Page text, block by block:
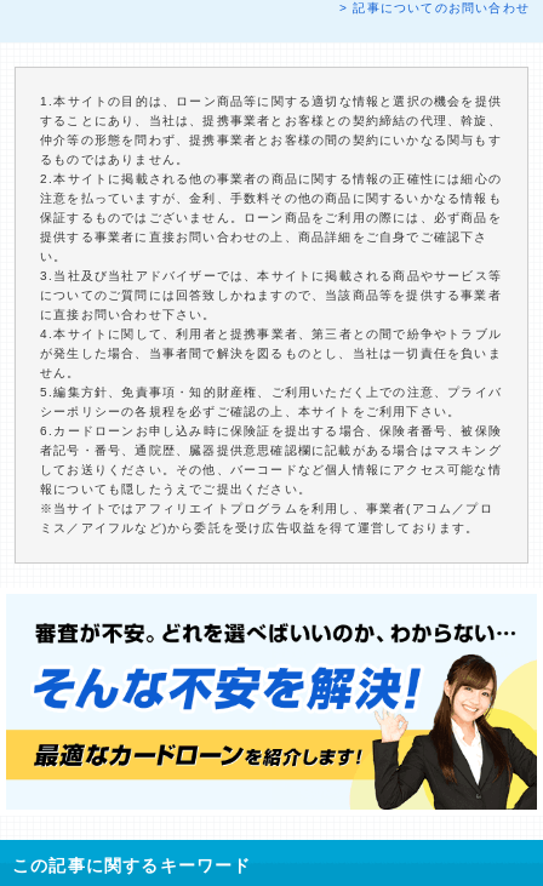
> 記事についてのお問い合わせ
1.本サイトの目的は、ローン商品等に関する適切な情報と選択の機会を提供
することにあり、当社は、提携事業者とお客様との契約締結の代理、斡旋、
仲介等の形態を問わず、提携事業者とお客様の間の契約にいかなる関与もす
るものではありません。
2.本サイトに掲載される他の事業者の商品に関する情報の正確性には細心の
注意を払っていますが、金利、手数料その他の商品に関するいかなる情報も
保証するものではございません。ローン商品をご利用の際には、必ず商品を
提供する事業者に直接お問い合わせの上、商品詳細をご自身でご確認下さ
い。
3.当社及び当社アドバイザーでは、本サイトに掲載される商品やサービス等
についてのご質問には回答致しかねますので、当該商品等を提供する事業者
に直接お問い合わせ下さい。
4.本サイトに関して、利用者と提携事業者、第三者との間で紛争やトラブル
が発生した場合、当事者間で解決を図るものとし、当社は一切責任を負いま
せん。
5.編集方針、免責事項・知的財産権、ご利用いただく上での注意、プライバ
シーポリシーの各規程を必ずご確認の上、本サイトをご利用下さい。
6.カードローンお申し込み時に保険証を提出する場合、保険者番号、被保険
者記号・番号、通院歴、臓器提供意思確認欄に記載がある場合はマスキング
してお送りください。その他、バーコードなど個人情報にアクセス可能な情
報についても隠したうえでご提出ください。
※当サイトではアフィリエイトプログラムを利用し、事業者(アコム／プロ
ミス／アイフルなど)から委託を受け広告収益を得て運営しております。
この記事に関するキーワード